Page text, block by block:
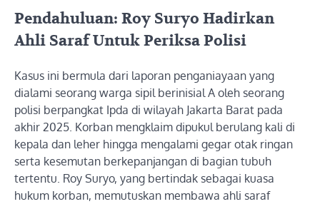
Pendahuluan: Roy Suryo Hadirkan
Ahli Saraf Untuk Periksa Polisi
Kasus ini bermula dari laporan penganiayaan yang
dialami seorang warga sipil berinisial A oleh seorang
polisi berpangkat Ipda di wilayah Jakarta Barat pada
akhir 2025. Korban mengklaim dipukul berulang kali di
kepala dan leher hingga mengalami gegar otak ringan
serta kesemutan berkepanjangan di bagian tubuh
tertentu. Roy Suryo, yang bertindak sebagai kuasa
hukum korban, memutuskan membawa ahli saraf